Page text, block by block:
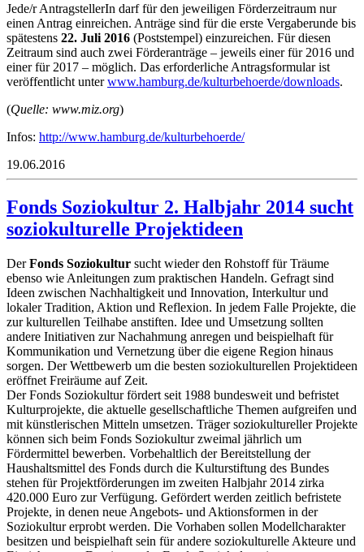
Jede/r AntragstellerIn darf für den jeweiligen Förderzeitraum nur
einen Antrag einreichen. Anträge sind für die erste Vergaberunde bis
spätestens 22. Juli 2016 (Poststempel) einzureichen. Für diesen
Zeitraum sind auch zwei Förderanträge – jeweils einer für 2016 und
einer für 2017 – möglich. Das erforderliche Antragsformular ist
veröffentlicht unterwww.hamburg.de/kulturbehoerde/downloads.
(Quelle: www.miz.org)
Infos: http://www.hamburg.de/kulturbehoerde/
19.06.2016
Fonds Soziokultur 2. Halbjahr 2014 sucht
soziokulturelle Projektideen
DerFonds Soziokultur sucht wieder den Rohstoff für Träume
ebenso wie Anleitungen zum praktischen Handeln. Gefragt sind
Ideen zwischen Nachhaltigkeit und Innovation, Interkultur und
lokaler Tradition, Aktion und Reflexion. In jedem Falle Projekte, die
zur kulturellen Teilhabe anstiften. Idee und Umsetzung sollten
andere Initiativen zur Nachahmung anregen und beispielhaft für
Kommunikation und Vernetzung über die eigene Region hinaus
sorgen. Der Wettbewerb um die besten soziokulturellen Projektideen
eröffnet Freiräume auf Zeit.
Der Fonds Soziokultur fördert seit 1988 bundesweit und befristet
Kulturprojekte, die aktuelle gesellschaftliche Themen aufgreifen und
mit künstlerischen Mitteln umsetzen. Träger soziokultureller Projekte
können sich beim Fonds Soziokultur zweimal jährlich um
Fördermittel bewerben. Vorbehaltlich der Bereitstellung der
Haushaltsmittel des Fonds durch die Kulturstiftung des Bundes
stehen für Projektförderungen im zweiten Halbjahr 2014 zirka
420.000 Euro zur Verfügung. Gefördert werden zeitlich befristete
Projekte, in denen neue Angebots- und Aktionsformen in der
Soziokultur erprobt werden. Die Vorhaben sollen Modellcharakter
besitzen und beispielhaft sein für andere soziokulturelle Akteure und